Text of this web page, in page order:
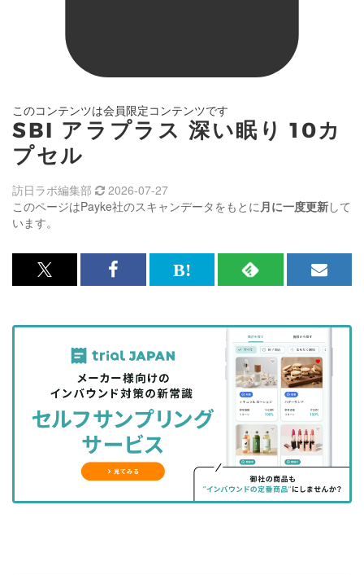
このコンテンツは会員限定コンテンツです
SBI アラプラス 深い眠り 10カ
プセル
このページはPayke社のスキャンデータをもとに月に一度更新して
います。
訪日ラボ編集部 2026-07-27
x<br>
記
を
シ
ェ
る
Facebook<br>
記
事
を
シ
ェ
ア
す
る
は
な
ッ
ク
マ
に
RSS
記
事
を
購
読
す
る
メ
マ
ガ
登
録
す
る